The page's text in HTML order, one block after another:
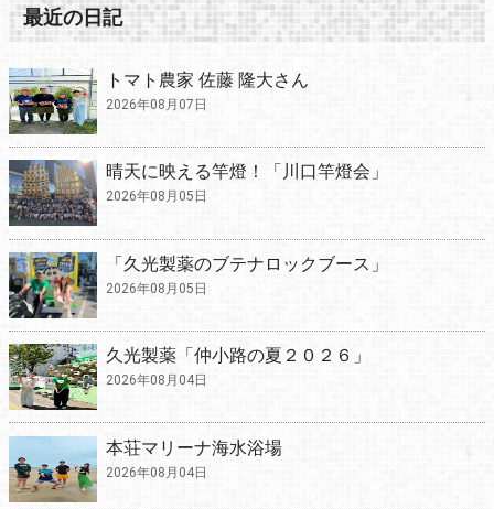
最近の日記
トマト農家 佐藤 隆大さん
2026年08月07日
晴天に映える竿燈！「川口竿燈会」
2026年08月05日
「久光製薬のブテナロックブース」
2026年08月05日
久光製薬「仲小路の夏２０２６」
2026年08月04日
本荘マリーナ海水浴場
2026年08月04日